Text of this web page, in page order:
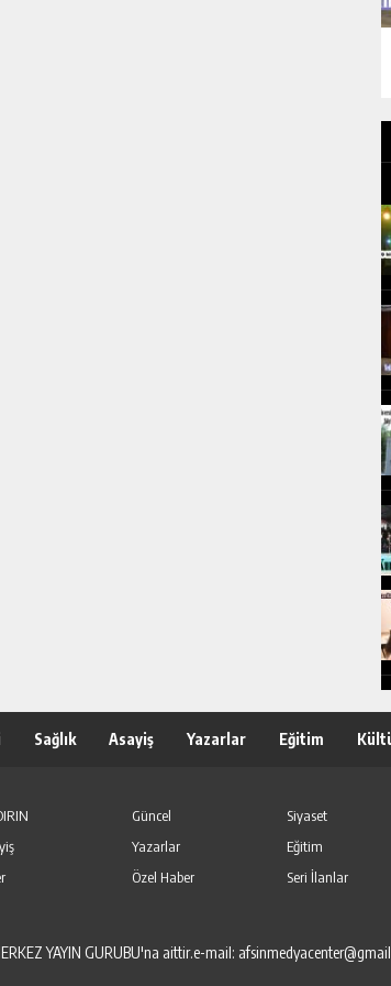
Sağlık Asayiş Yazarlar Eğitim
Güncel Siyaset
Yazarlar Eğitim
Özel Haber Seri İlanlar
YAYIN GURUBU'na aittir.e-mail: